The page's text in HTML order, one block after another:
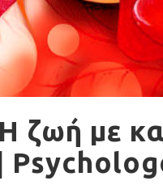
Η ζωή με